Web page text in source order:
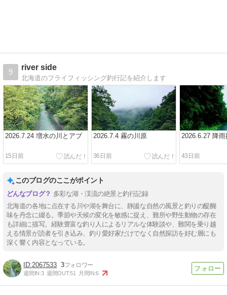
9
river side
北海道のフライフィッシング釣行記を紹介します
2026.7.24 増水の川とアブ
15日前
2026.7.4 霧の川原
36日前
2026.6.27 降雨
43日前
このブログのここがポイント
多彩な湖・渓流の絶景と釣行記録
北海道の各地に点在する川や湖を舞台に、静謐な自然の風景と釣りの醍醐
味を丹念に綴る。季節や天候の変化を敏感に捉え、難所や野生動物の存在
も詳細に描写。経験豊富な釣り人によるリアルな体験談や、難関を乗り越
える情景が読者を引き込み、釣り愛好家だけでなく自然探訪を好む層にも
深く響く内容となっている。
2067533 3
週間IN:3 週間OUT:51 月間IN:6